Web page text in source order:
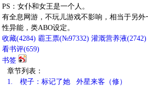
PS：女仆和女王是一个人。
有全息网游，不玩儿游戏不影响，相当于另
性异能，类ABO设定。
收藏(4284) 霸王票(№97332) 灌溉营养液(2742)
看书评(659)
书签
章节列表：
1.
楔子：标记了她 外星来客（修）